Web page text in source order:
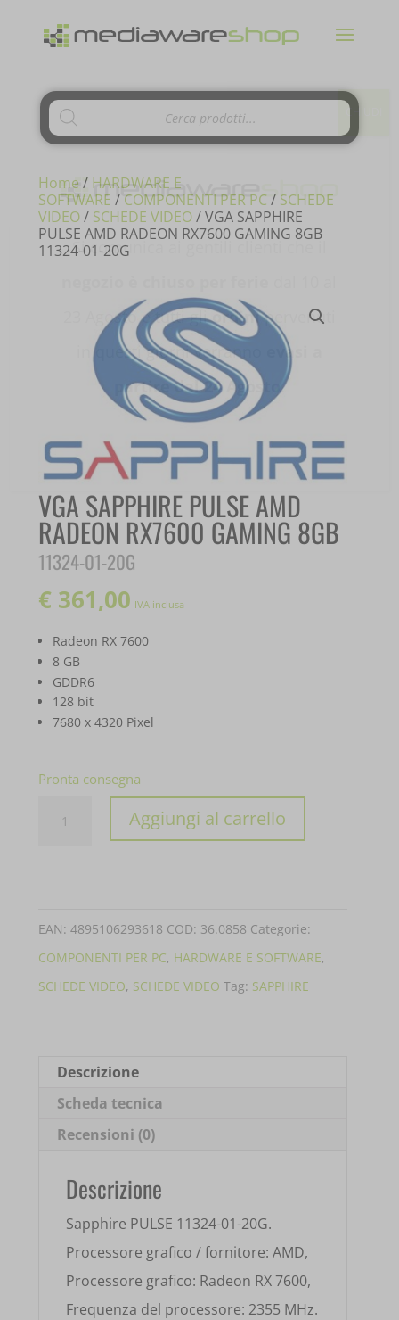
Products
search
Home/ HARDWARE E
SOFTWARE / COMPONENTI PER PC/ SCHEDE
VIDEO/ SCHEDE VIDEO/ VGA SAPPHIRE
PULSE AMD RADEON RX7600 GAMING 8GB
11324-01-20G
VGA SAPPHIRE PULSE AMD
RADEON RX7600 GAMING 8GB
11324-01-20G
€ 361,00 IVA inclusa
Radeon RX 7600
8 GB
GDDR6
128 bit
7680 x 4320 Pixel
Pronta consegna
RADEON
RX7600
GAMING
01-
20G
Aggiungi al carrello
EAN:4895106293618 COD: 36.0858 Categorie:
COMPONENTI PER PC, HARDWARE E SOFTWARE,
SCHEDE VIDEO, SCHEDE VIDEO Tag: SAPPHIRE
Descrizione
Scheda tecnica
Recensioni (0)
Descrizione
Sapphire PULSE 11324-01-20G.
Processore grafico / fornitore: AMD,
Processore grafico: Radeon RX 7600,
Frequenza del processore: 2355 MHz.
Si comunica ai gentili clienti che il
23 Agosto e tutti gliordinipervenuti
in questi giorni verranno
evasi a
partire dal 24 Agosto .
CHIUDI